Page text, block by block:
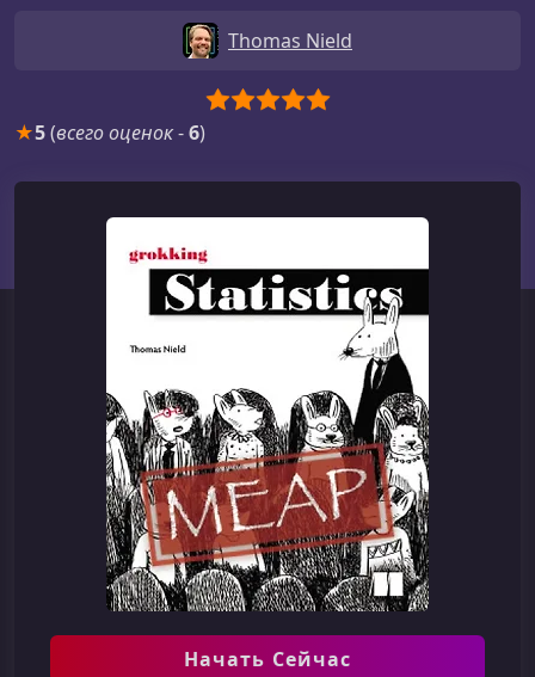
Thomas Nield
★5(всего оценок-6)
Начать Сейчас